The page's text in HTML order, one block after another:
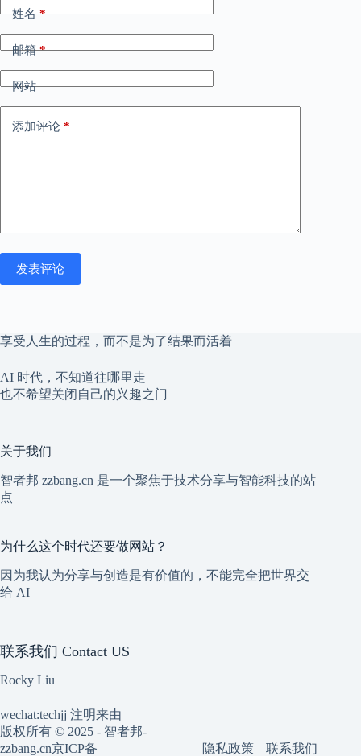
姓名*
邮箱*
网站
添加评论 *
发表评论
享受人生的过程，而不是为了结果而活着
AI 时代，不知道往哪里走
也不希望关闭自己的兴趣之门
关于我们
智者邦 zzbang.cn 是一个聚焦于技术分享与智能科技的站
点
为什么这个时代还要做网站？
因为我认为分享与创造是有价值的，不能完全把世界交
给 AI
联系我们 Contact US
Rocky Liu
wechat:techjj 注明来由
版权所有 © 2025 - 智者邦-
zzbang.cn京ICP备 隐私政策 联系我们